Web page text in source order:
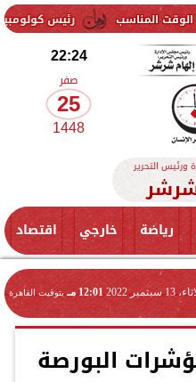
رئيس كولومبيا: ارتفاع عدد
22:24
صفر
25
1448
ورئيس التحرير
رياضة خارجي اقتصاد
سبتمبر 2022 12:01 مـ بتوقيت القاهرة
البورصة